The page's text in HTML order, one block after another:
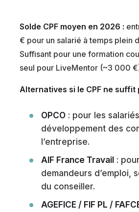
Solde CPF moyen en 2026 :
€ pour un salarié à temps plein
Suffisant pour une formation
seul pour LiveMentor (~3 000
Alternatives si le CPF ne suffit
OPCO : pour les
développement des
l’entreprise.
AIF France Travail :
demandeurs d’emploi,
du conseiller.
AGEFICE / FIF PL /